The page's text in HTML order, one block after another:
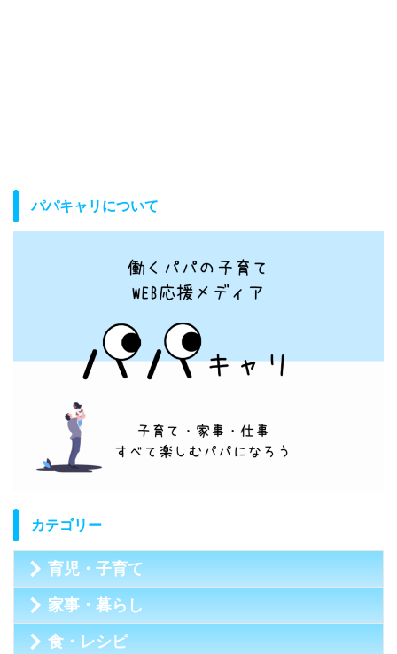
パパキャリについて
カテゴリー
育児・子育て
家事・暮らし
食・レシピ